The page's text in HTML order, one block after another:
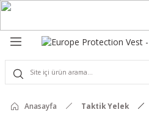
Pro Pantolon
Anasayfa Taktik Yelek